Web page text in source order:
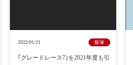
2022/01/21 飯塚
｢グレードレース7｣を2021年度も引